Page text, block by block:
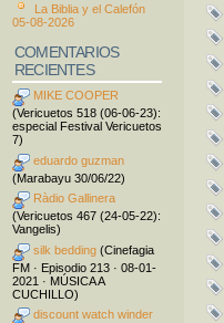
La Biblia y el Calefón
05-08-2026
COMENTARIOS
RECIENTES
MIKE COOPER
(Vericuetos 518 (06-06-23):
especial Festival Vericuetos
7)
eduardo guzman
(Marabayu 30/06/22)
Ràdio Gallinera
(Vericuetos 467 (24-05-22):
Vangelis)
silk bedding (Cinefagia
FM · Episodio 213 · 08-01-
2021 · MÚSICA A
CUCHILLO)
discount watch winder